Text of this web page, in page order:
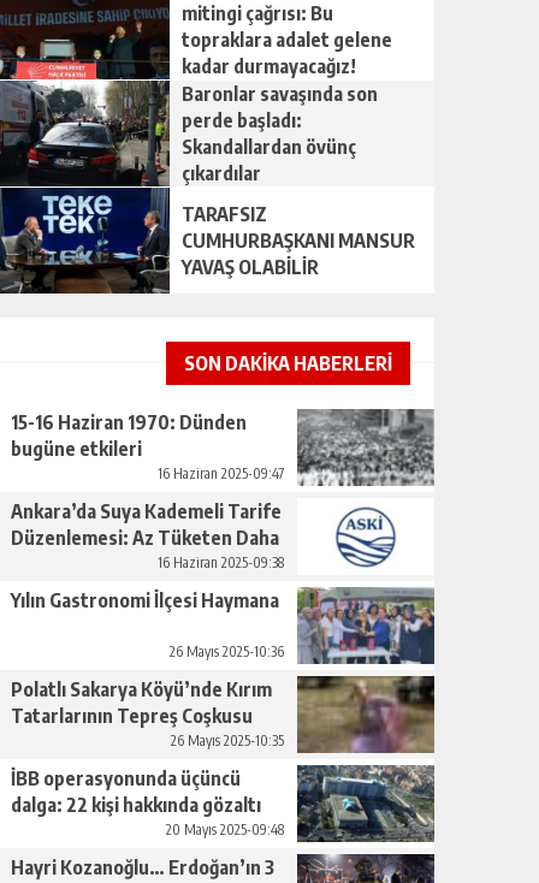
mitingi çağrısı: Bu
topraklara adalet gelene
kadar durmayacağız!
Baronlar savaşında son
perde başladı:
Skandallardan övünç
çıkardılar
TARAFSIZ
CUMHURBAŞKANI MANSUR
YAVAŞ OLABİLİR
SON DAKİKA HABERLERİ
15-16 Haziran 1970: Dünden
bugüne etkileri
16 Haziran 2025-09:47
Ankara’da Suya Kademeli Tarife
Düzenlemesi: Az Tüketen Daha
16 Haziran 2025-09:38
Yılın Gastronomi İlçesi Haymana
26 Mayıs 2025-10:36
Polatlı Sakarya Köyü’nde Kırım
Tatarlarının Tepreş Coşkusu
26 Mayıs 2025-10:35
İBB operasyonunda üçüncü
dalga: 22 kişi hakkında gözaltı
20 Mayıs 2025-09:48
Hayri Kozanoğlu… Erdoğan’ın 3